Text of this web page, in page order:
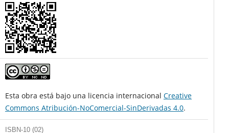
Esta obra está bajo una licencia internacional Creative
Commons Atribución-NoComercial-SinDerivadas 4.0.
ISBN-10 (02)